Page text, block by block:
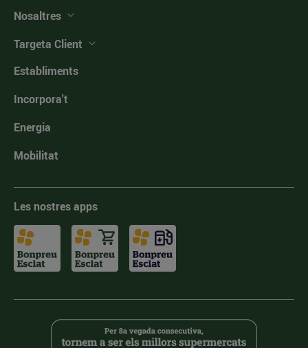
Nosaltres
Targeta Client
Establiments
Incorpora't
Energia
Mobilitat
Les nostres apps